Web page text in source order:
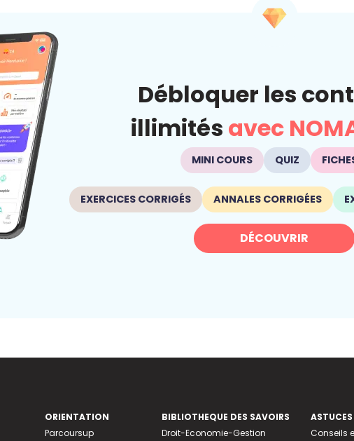
Débloquer les
illimités avec
MINI COURS QUIZ
EXERCICES CORRIGÉS ANNALES CORRIGÉES
DÉCOUVRIR
ORIENTATION
Parcoursup
BIBLIOTHEQUE DES SAVOIRS
Droit-Economie-Gestion
Conseils